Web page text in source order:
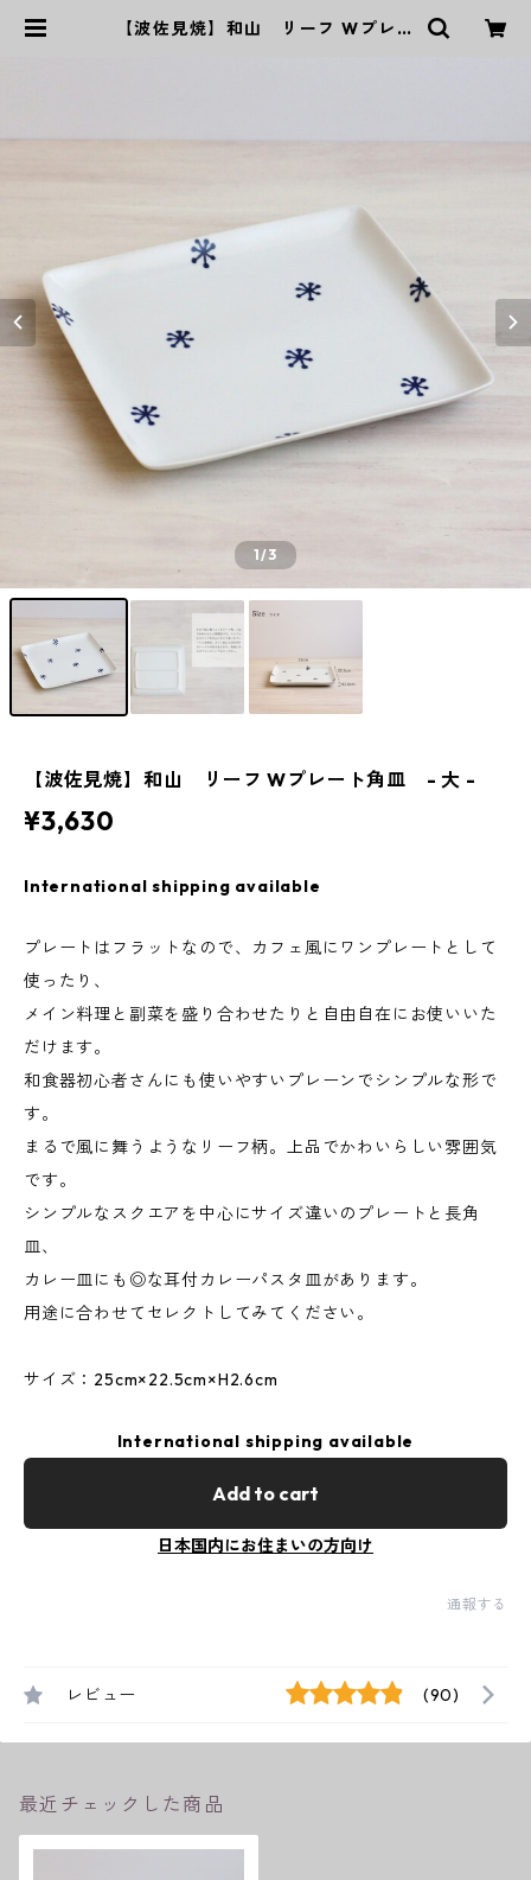
【波佐見焼】和山 リーフ Wプレー
1/3
【波佐見焼】和山 リーフ Wプレート角皿 - 大 -
¥3,630
International shipping available
プレートはフラットなので、カフェ風にワンプレートとして
使ったり、
メイン料理と副菜を盛り合わせたりと自由自在にお使いいた
だけます。
和食器初心者さんにも使いやすいプレーンでシンプルな形で
す。
まるで風に舞うようなリーフ柄。上品でかわいらしい雰囲気
です。
シンプルなスクエアを中心にサイズ違いのプレートと長角
皿、
カレー皿にも◎な耳付カレーパスタ皿があります。
用途に合わせてセレクトしてみてください。
サイズ：25cm×22.5cm×H2.6cm
International shipping available
Add to cart
日本国内にお住まいの方向け
通報する
レビュー (90)
最近チェックした商品